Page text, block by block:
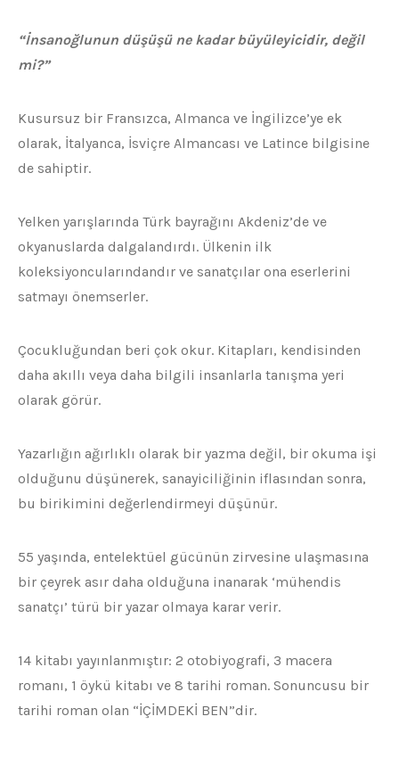
“İnsanoğlunun düşüşü ne kadar büyüleyicidir, değil
mi?”
Kusursuz bir Fransızca, Almanca ve İngilizce’ye ek
olarak, İtalyanca, İsviçre Almancası ve Latince bilgisine
de sahiptir.
Yelken yarışlarında Türk bayrağını Akdeniz’de ve
okyanuslarda dalgalandırdı. Ülkenin ilk
koleksiyoncularındandır ve sanatçılar ona eserlerini
satmayı önemserler.
Çocukluğundan beri çok okur. Kitapları, kendisinden
daha akıllı veya daha bilgili insanlarla tanışma yeri
olarak görür.
Yazarlığın ağırlıklı olarak bir yazma değil, bir okuma işi
olduğunu düşünerek, sanayiciliğinin iflasından sonra,
bu birikimini değerlendirmeyi düşünür.
55 yaşında, entelektüel gücünün zirvesine ulaşmasına
bir çeyrek asır daha olduğuna inanarak ‘mühendis
sanatçı’ türü bir yazar olmaya karar verir.
14 kitabı yayınlanmıştır: 2 otobiyografi, 3 macera
romanı, 1 öykü kitabı ve 8 tarihi roman. Sonuncusu bir
tarihi roman olan “İÇİMDEKİ BEN”dir.